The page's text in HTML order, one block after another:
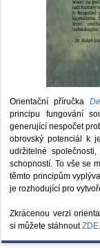
Orientační příručka
principu fungování
generující nespočet
obrovský potenciál k
udržitelné
schopností. To vše se
těmto principům
je rozhodující pro
Zkrácenou verzi
si můžete stáhnoutZDE.